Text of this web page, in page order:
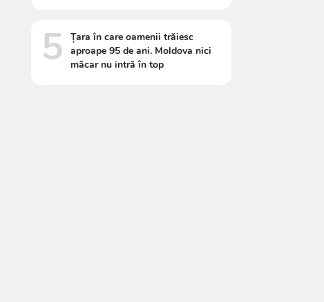
5
Țara în care oamenii trăiesc
aproape 95 de ani. Moldova nici
măcar nu intră în top